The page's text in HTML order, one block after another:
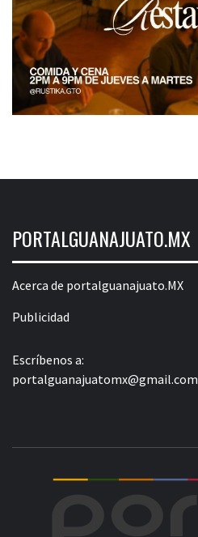
PORTALGUANAJUATO.MX
Acerca de portalguanajuato.MX
Publicidad
Escríbenos a:
portalguanajuatomx@gmail.com